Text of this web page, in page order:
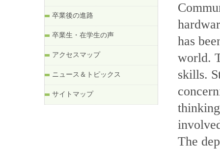
卒業後の進路
卒業生・在学生の声
アクセスマップ
ニュース＆トピックス
サイトマップ
has
world.
skills.
The